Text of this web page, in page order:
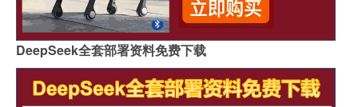
DeepSeek全套部署资料免费下载